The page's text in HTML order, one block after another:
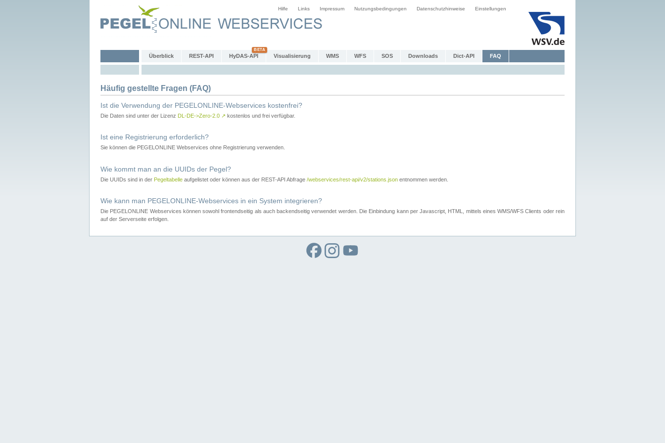
Hilfe Links Impressum Nutzungsbedingungen Datenschutzhinweise Einstellungen
Überblick REST-API HyDAS-API Visualisierung WMS WFS SOS Downloads Dict-API FAQ
Häufig gestellte Fragen (FAQ)
Ist die Verwendung der PEGELONLINE-Webservices kostenfrei?
Die Daten sind unter der Lizenz DL-DE->Zero-2.0 ↗ kostenlos und frei verfügbar.
Ist eine Registrierung erforderlich?
Sie können die PEGELONLINE Webservices ohne Registrierung verwenden.
Wie kommt man an die UUIDs der Pegel?
Die UUIDs sind in der Pegeltabelle aufgelistet oder können aus der REST-API Abfrage /webservices/rest-api/v2/stations.json entnommen werden.
Wie kann man PEGELONLINE-Webservices in ein System integrieren?
Die PEGELONLINE Webservices können sowohl frontendseitig als auch backendseitig verwendet werden. Die Einbindung kann per Javascript, HTML, mittels eines WMS/WFS Clients oder rein
auf der Serverseite erfolgen.